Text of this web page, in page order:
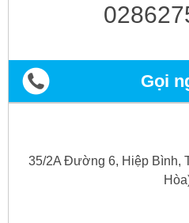
Gọi
35/2A Đường 6, Hiệp Bình,